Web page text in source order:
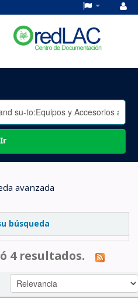
Ir
avanzada
búsqueda
4 resultados.